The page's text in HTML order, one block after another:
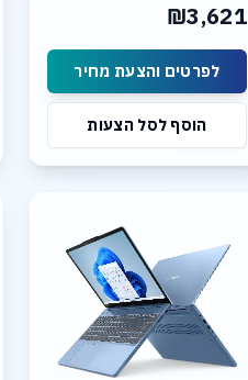
UHD Graphics Display: 15.3
₪3,621
לפרטים והצעת מחיר
הוסף לסל הצעות